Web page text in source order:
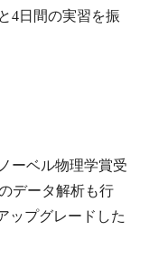
4日間の実習を振
ーベル物理学賞受
データ解析も行
ップグレードした